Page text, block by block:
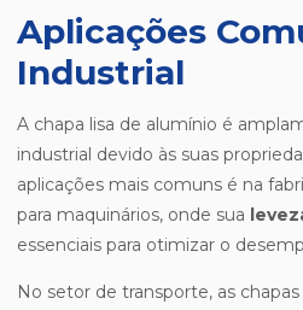
Aplicações
Industrial
A chapa lisa de alumínio é
industrial devido às suas
aplicações mais comuns é na
para maquinários, onde sua
essenciais para otimizar o
No setor de transporte, as